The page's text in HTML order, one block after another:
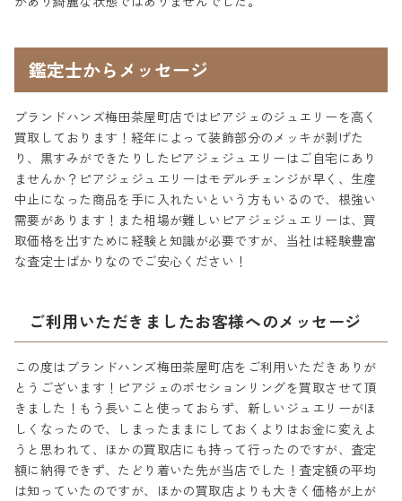
鑑定士からメッセージ
ブランドハンズ梅田茶屋町店ではピアジェのジュエリーを高く
買取しております！経年によって装飾部分のメッキが剥げた
り、黒すみができたりしたピアジェジュエリーはご自宅にあり
ませんか？ピアジェジュエリーはモデルチェンジが早く、生産
中止になった商品を手に入れたいという方もいるので、根強い
需要があります！また相場が難しいピアジェジュエリーは、買
取価格を出すために経験と知識が必要ですが、当社は経験豊富
な査定士ばかりなのでご安心ください！
ご利用いただきましたお客様へのメッセージ
この度はブランドハンズ梅田茶屋町店をご利用いただきありが
とうございます！ピアジェのポセションリングを買取させて頂
きました！もう長いこと使っておらず、新しいジュエリーがほ
しくなったので、しまったままにしておくよりはお金に変えよ
うと思われて、ほかの買取店にも持って行ったのですが、査定
額に納得できず、たどり着いた先が当店でした！査定額の平均
は知っていたのですが、ほかの買取店よりも大きく価格が上が